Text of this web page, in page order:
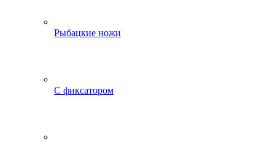
Рыбацкие ножи
С фиксатором